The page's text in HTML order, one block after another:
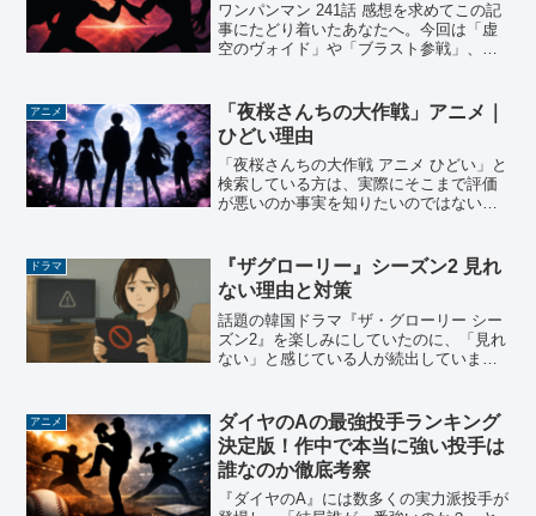
ワンパンマン 241話 感想を求めてこの記
事にたどり着いたあなたへ。今回は「虚
空のヴォイド」や「ブラスト参戦」、
いや、各キ...
アニメ
「夜桜さんちの大作戦」アニメ｜
ひどい理由
「夜桜さんちの大作戦 アニメ ひどい」と
検索している方は、実際にそこまで評価
が悪いのか事実を知りたいのではないで
すが、一方で高く評...
ドラマ
『ザグローリー』シーズン2 見れ
ない理由と対策
話題の韓国ドラマ『ザ・グローリー シー
ズン2』を楽しみにしていたのに、「見れ
ない」と感じている人が続出していま
くつかの理由...
アニメ
ダイヤのAの最強投手ランキング
決定版！作中で本当に強い投手は
誰なのか徹底考察
『ダイヤのA』には数多くの実力派投手が